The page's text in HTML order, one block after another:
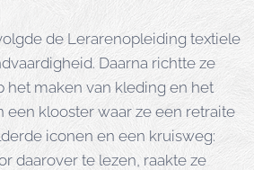
de Lerarenopleiding textiele
Daarna richtte ze
het maken van kleding en het
een klooster waar ze een retraite
iconen en een kruisweg:
daarover te lezen, raakte ze